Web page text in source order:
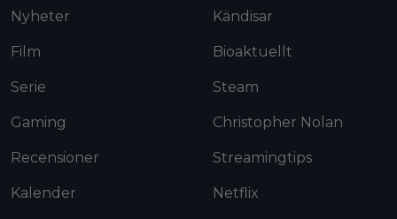
Nyheter
Film
Serie
Gaming
Recensioner
Kalender
Kändisar
Bioaktuellt
Steam
Christopher Nolan
Streamingtips
Netflix